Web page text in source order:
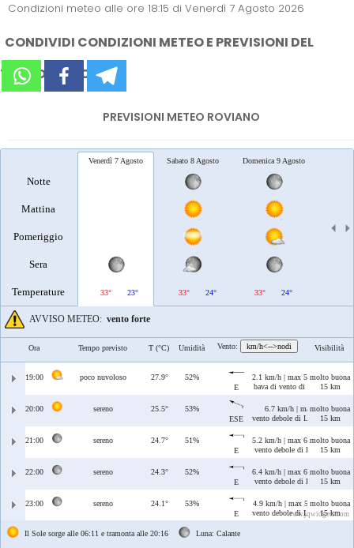
Condizioni meteo alle ore 18:15 di Venerdì 7 Agosto 2026
CONDIVIDI CONDIZIONI METEO E PREVISIONI DEL
TEMPO SUI SOCIAL
PREVISIONI METEO ROVIANO
Notte
Mattina
Pomeriggio
Sera
Temperature
Venerdì 7 Agosto
33° 23°
Sabato 8 Agosto
33° 24°
Domenica 9 Agosto
33° 24°
AVVISO METEO: vento forte
Ora Tempo previsto T (°C) Umidità Vento: km/h<-->nodi Visibilità
19:00 poco nuvoloso 27.9°
52%
E
2.1 km/h | max 5.4 km/h
bava di vento di Levante
molto buona
15 km
20:00 sereno 25.5°
53%
ESE
6.7 km/h | max 7.2 km/h
vento debole di Levante/
molto buona
15 km
21:00 sereno 24.7°
51%
E
5.2 km/h | max 6.1 km/h
vento debole di Levante
molto buona
15 km
22:00 sereno 24.3°
52%
E
6.4 km/h | max 6.8 km/h
vento debole di Levante
molto buona
15 km
23:00 sereno 24.1°
53%
E
4.9 km/h | max 5 km/h
vento debole di Levante
molto buona
15 km
www.jqwidgets.com
Il Sole sorge alle 06:11 e tramonta alle 20:16
Luna: Calante